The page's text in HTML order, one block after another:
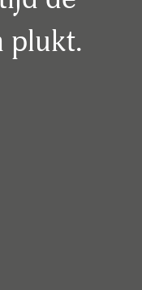
plukt.